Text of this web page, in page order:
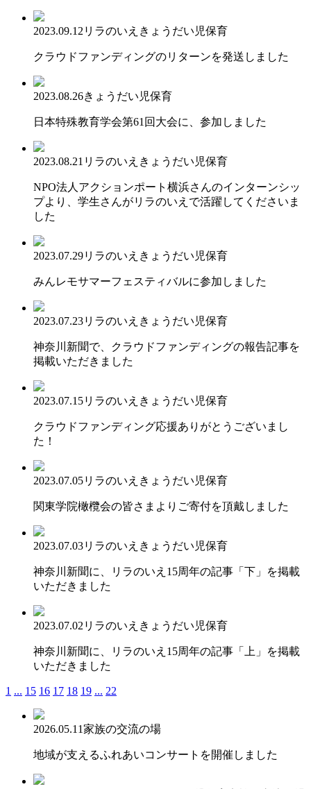
2023.09.12 リラのいえ きょうだい児保育
クラウドファンディングのリターンを発送しました
2023.08.26きょうだい児保育
日本特殊教育学会第61回大会に、参加しました
2023.08.21 リラのいえ きょうだい児保育
NPO法人アクションポート横浜さんのインターンシッ
プより、学生さんがリラのいえで活躍してくださいま
した
2023.07.29リラのいえ きょうだい児保育
みんレモサマーフェスティバルに参加しました
2023.07.23リラのいえ きょうだい児保育
神奈川新聞で、クラウドファンディングの報告記事を
掲載いただきました
2023.07.15リラのいえ きょうだい児保育
クラウドファンディング応援ありがとうございまし
た！
2023.07.05リラのいえ きょうだい児保育
関東学院橄欖会の皆さまよりご寄付を頂戴しました
2023.07.03リラのいえ きょうだい児保育
神奈川新聞に、リラのいえ15周年の記事「下」を掲載
いただきました
2023.07.02 リラのいえ きょうだい児保育
神奈川新聞に、リラのいえ15周年の記事「上」を掲載
いただきました
1 ... 15 16 17 18 19 ... 22
2026.05.11家族の交流の場
地域が支えるふれあいコンサートを開催しました